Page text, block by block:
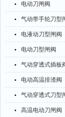
电动刀闸阀
气动带手轮刀型
电液动刀型闸阀
电动刀型闸阀
气动穿透式插板
电动高温排渣阀
气动穿透式刀型
高温电动刀闸阀